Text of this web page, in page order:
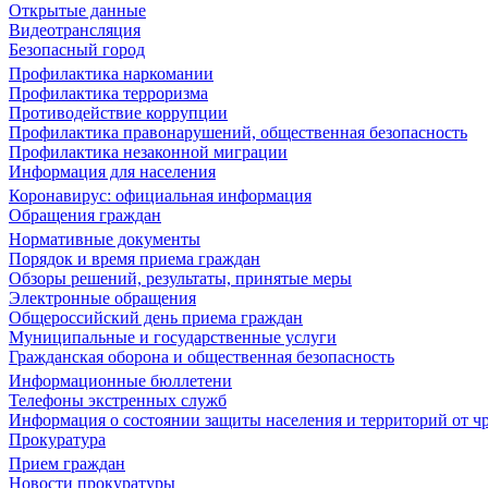
Открытые данные
Видеотрансляция
Безопасный город
Профилактика наркомании
Профилактика терроризма
Противодействие коррупции
Профилактика правонарушений, общественная безопасность
Профилактика незаконной миграции
Информация для населения
Коронавирус: официальная информация
Обращения граждан
Нормативные документы
Порядок и время приема граждан
Обзоры решений, результаты, принятые меры
Электронные обращения
Общероссийский день приема граждан
Муниципальные и государственные услуги
Гражданская оборона и общественная безопасность
Информационные бюллетени
Телефоны экстренных служб
Информация о состоянии защиты населения и территорий от
Прокуратура
Прием граждан
Новости прокуратуры